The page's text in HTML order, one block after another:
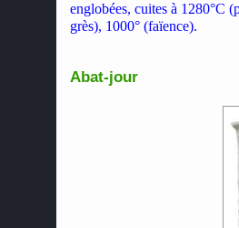
englobées, cuites à 1280°C
grès), 1000° (faïence).
Abat-jour